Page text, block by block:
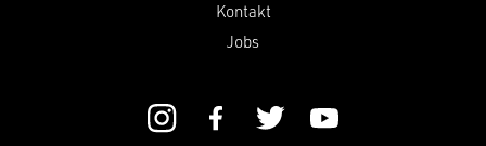
Kontakt
Jobs